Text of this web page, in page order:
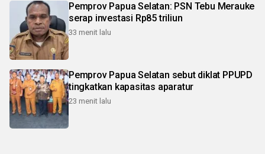
Pemprov Papua Selatan: PSN Tebu Merauke
serap investasi Rp85 triliun
33 menit lalu
Pemprov Papua Selatan sebut diklat PPUPD
tingkatkan kapasitas aparatur
23 menit lalu